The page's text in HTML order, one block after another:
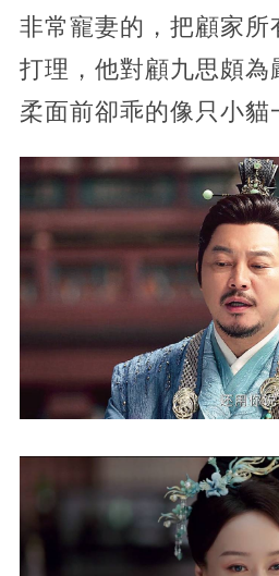
非常寵妻的，把顧家所
打理，他對顧九思頗為
柔面前卻乖的像只小貓